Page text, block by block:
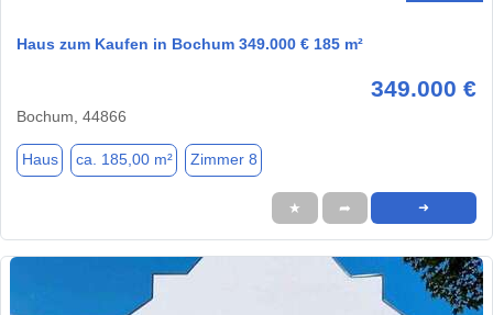
Haus zum Kaufen in Bochum 349.000 € 185 m²
349.000 €
Bochum, 44866
Haus ca. 185,00 m² Zimmer 8
★ ➦ ➜